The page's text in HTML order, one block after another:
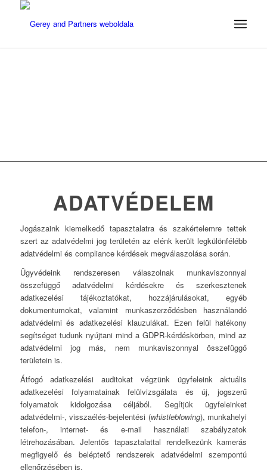
ADATVÉDELEM
Jogászaink kiemelkedő tapasztalatra és szakértelemre tettek
szert az adatvédelmi jog területén az elénk került legkülönfélébb
adatvédelmi és compliance kérdések megválaszolása során.
Ügyvédeink rendszeresen válaszolnak munkaviszonnyal
összefüggő adatvédelmi kérdésekre és szerkesztenek
adatkezelési tájékoztatókat, hozzájárulásokat, egyéb
dokumentumokat, valamint munkaszerződésben használandó
adatvédelmi és adatkezelési klauzulákat. Ezen felül hatékony
segítséget tudunk nyújtani mind a GDPR-kérdéskörben, mind az
adatvédelmi jog más, nem munkaviszonnyal összefüggő
területein is.
Átfogó adatkezelési auditokat végzünk ügyfeleink aktuális
adatkezelési folyamatainak felülvizsgálata és új, jogszerű
folyamatok kidolgozása céljából. Segítjük ügyfeleinket
adatvédelmi-, visszaélés-bejelentési (whistleblowing), munkahelyi
telefon-, internet- és e-mail használati szabályzatok
létrehozásában. Jelentős tapasztalattal rendelkezünk kamerás
megfigyelő és beléptető rendszerek adatvédelmi szempontú
ellenőrzésében is.